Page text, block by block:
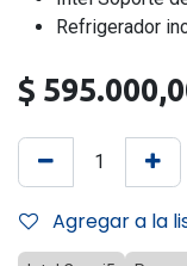
Refrigerador
$
Agregar a la